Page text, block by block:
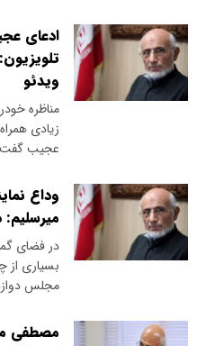
ادعای
ویدئو
مناظره
زیادی
عجیب گفت:
وداع
میرسلیم:
در فضای
بسیاری از
مجلس
مصطفی